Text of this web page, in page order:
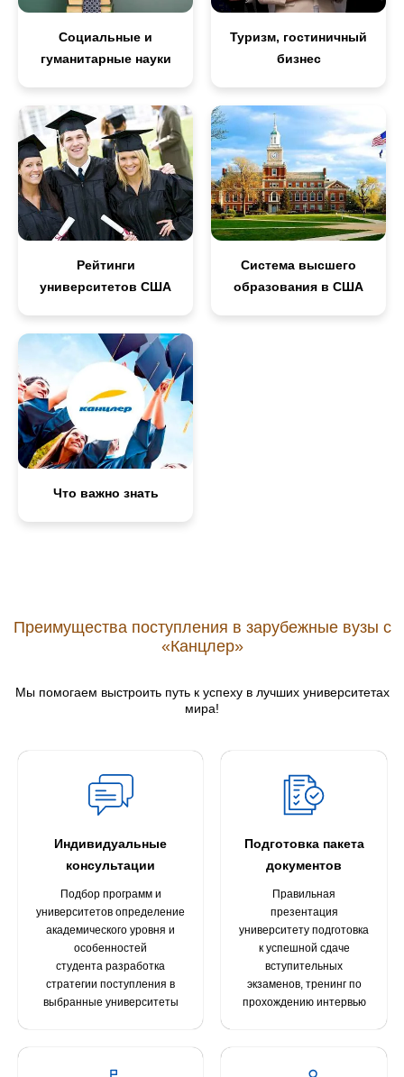
Социальные и
гуманитарные науки
Туризм, гостиничный
бизнес
Рейтинги
университетов США
Система высшего
образования в США
Что важно знать
Преимущества поступления в зарубежные вузы с
«Канцлер»
Мы помогаем выстроить путь к успеху в лучших университетах
мира!
Индивидуальные
консультации
Подбор программ и
университетов определение
академического уровня и
особенностей
студента разработка
стратегии поступления в
выбранные университеты
Подготовка пакета
документов
Правильная
презентация
университету подготовка
к успешной сдаче
вступительных
экзаменов, тренинг по
прохождению интервью